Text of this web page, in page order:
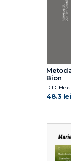
Bion
R.D.
48.3 lei